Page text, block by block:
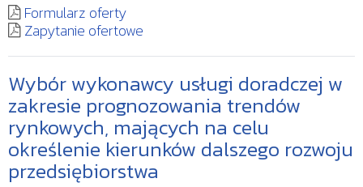
Formularz oferty
Zapytanie ofertowe
Wybór wykonawcy usługi doradczej w
zakresie prognozowania trendów
rynkowych, mających na celu
określenie kierunków dalszego rozwoju
przedsiębiorstwa